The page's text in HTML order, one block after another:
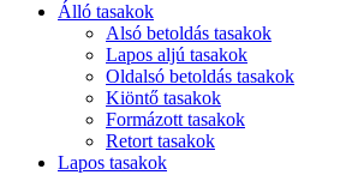
Álló tasakok
Alsó betoldás tasakok
Lapos aljú tasakok
Oldalsó betoldás tasakok
Kiöntő tasakok
Formázott tasakok
Retort tasakok
Lapos tasakok